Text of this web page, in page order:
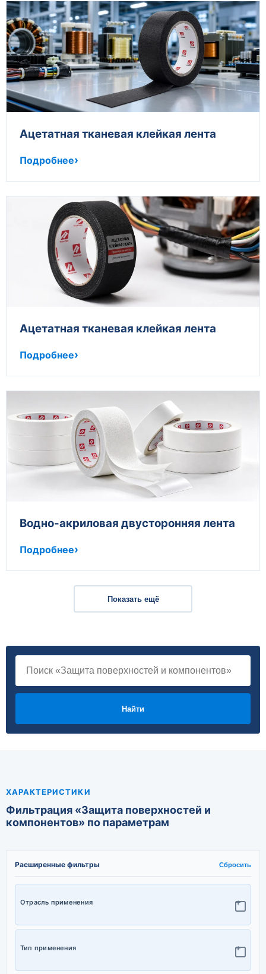
Ацетатная тканевая клейкая лента
Подробнее
Ацетатная тканевая клейкая лента
Подробнее
Водно-акриловая двусторонняя лента
Подробнее
Показать ещё
Найти
ХАРАКТЕРИСТИКИ
Фильтрация «Защита поверхностей и
компонентов» по параметрам
Расширенные фильтры Сбросить
Отрасль применения
Автомобильная промышленность
Электроника и 3C
Тип применения